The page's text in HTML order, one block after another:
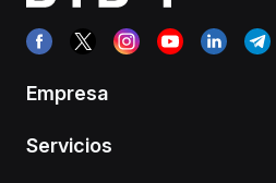
Empresa
Servicios